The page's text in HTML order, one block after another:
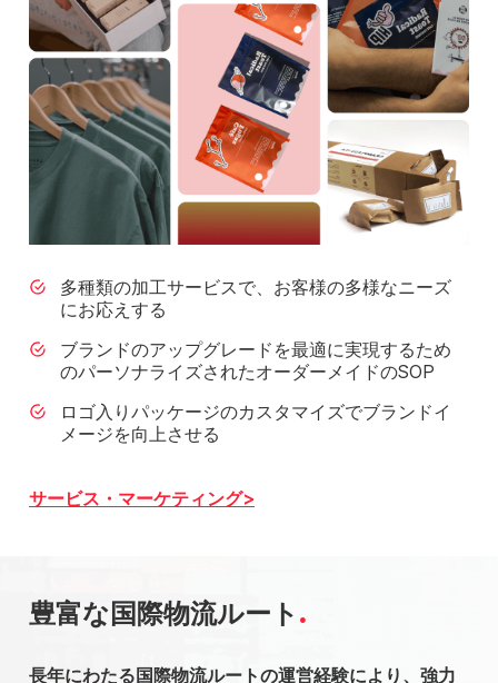
多種類の加工サービスで、お客様の多様なニーズ
にお応えする
ブランドのアップグレードを最適に実現するため
のパーソナライズされたオーダーメイドのSOP
ロゴ入りパッケージのカスタマイズでブランドイ
メージを向上させる
サービス・マーケティング
豊富な国際物流ルート
長年にわたる国際物流ルートの運営経験により、強力